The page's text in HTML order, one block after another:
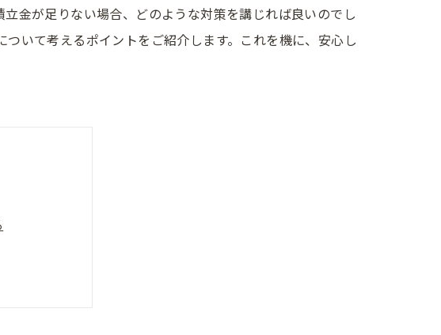
金が足りない場合、どのような対策を講じれば良いのでし
いて考えるポイントをご紹介します。これを機に、安心し
ン術